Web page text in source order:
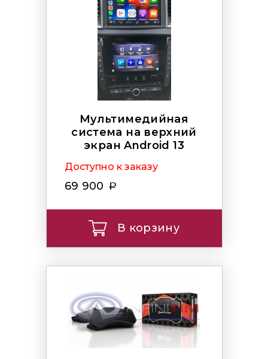
Мультимедийная
система на верхний
экран Android 13
Доступно к заказу
69 900
В корзину